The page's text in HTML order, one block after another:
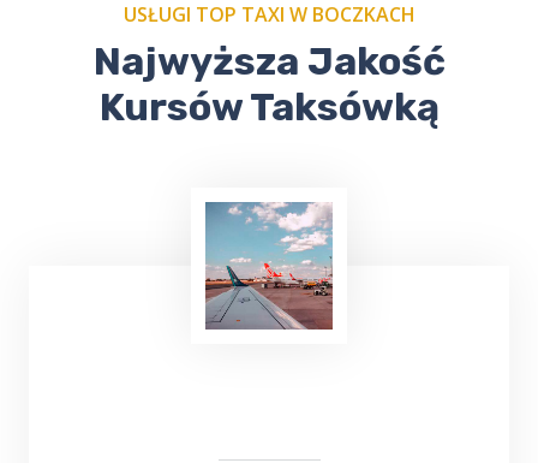
USŁUGI TOP TAXI W BOCZKACH
Najwyższa Jakość
Kursów Taksówką